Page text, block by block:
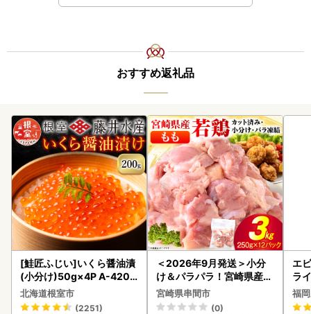
おすすめ返礼品
[鮭匠ふじい]いくら醤油漬
(小分け)50g×4P A-4209
5
北海道根室市
(2251)
＜2026年9月発送＞小分
け＆パラパラ！宮崎県産鶏
ももカット合計3kg_K043
-009-2609
宮崎県串間市
(0)
エ
ライ
福